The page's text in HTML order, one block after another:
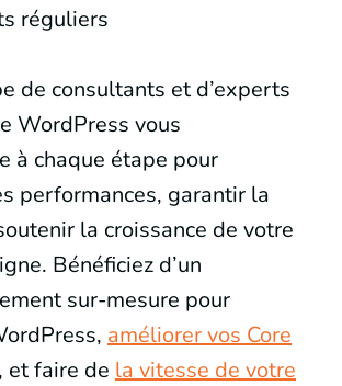
réguliers
de consultants et d’experts
WordPress vous
à chaque étape pour
performances, garantir la
la croissance de votre
Bénéficiez d’un
sur-mesure pour
améliorer vos Core
, et faire de la vitesse de votre